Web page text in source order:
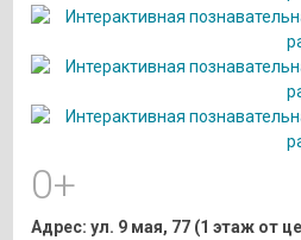
0+
Адрес: ул. 9 мая, 77 (1 этаж от